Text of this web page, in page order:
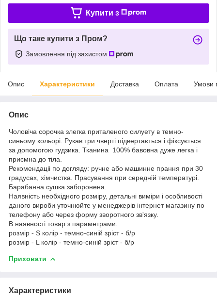
Купити з
Що таке купити з Пром?
Замовлення під захистом
Опис Характеристики Доставка Оплата Умови
Опис
Чоловіча сорочка злегка приталеного силуету в темно-
синьому кольорі. Рукав три чверті підвертається і фіксується
за допомогою гудзика. Тканина 100% бавовна дуже легка і
приємна до тіла.
Рекомендаціі по догляду: ручне або машинне прання при 30
градусах, хімчистка. Прасування при середній температурі.
Барабанна сушка заборонена.
Наявність необхідного розміру, детальні виміри і особливості
даного вироби уточнюйте у менеджерів інтернет магазину по
телефону або через форму зворотного зв'язку.
В наявності товар з параметрами:
розмір - S колір - темно-синій зріст - б/р
розмір - L колір - темно-синій зріст - б/р
Приховати
Характеристики